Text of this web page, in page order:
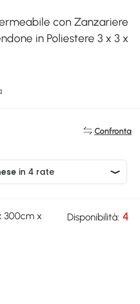
con Zanzariere
in Poliestere 3 x 3 x
Confronta
300cm x
Disponibilità: 4